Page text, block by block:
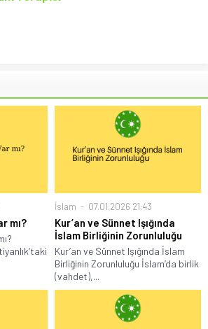
mı?
İslam 07.01.2026 21:43
Kur’an ve Sünnet Işığında
İslam Birliğinin Zorunluluğu
Kur’an ve Sünnet Işığında İslam
Birliğinin Zorunluluğu İslam’da birlik
(vahdet),...